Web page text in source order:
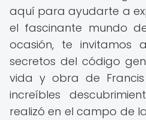
aquí para ayudarte a
el fascinante mundo
ocasión, te invitamos
secretos del código
vida y obra de Francis
increíbles
realizó en el campo de